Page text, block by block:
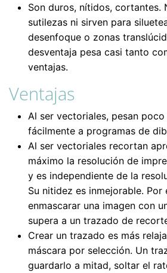
Son duros, nítidos, cortantes.
sutilezas ni sirven para
desenfoque o zonas
desventaja pesa casi tanto
ventajas.
Ventajas
Al ser vectoriales, pesan
fácilmente a programas de
Al ser vectoriales recortan
máximo la resolución de
y es independiente de la
Su nitidez es inmejorable. Por
enmascarar una imagen con
supera a un trazado de
Crear un trazado es más
máscara por selección. Un
guardarlo a mitad, soltar el